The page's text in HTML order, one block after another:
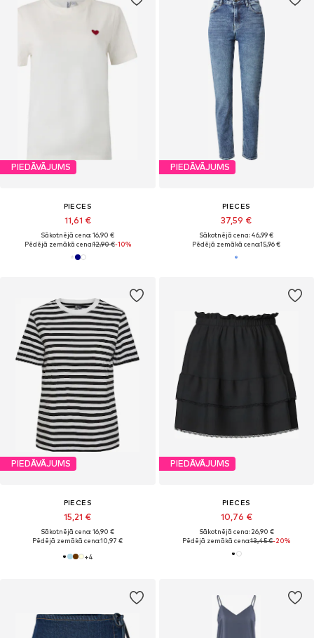
PIEDĀVĀJUMS
PIECES
11,61 €
Sākotnējā cena: 16,90 €
Pēdējā zemākā cena:12,90 €-10%
PIEDĀVĀJUMS
PIECES
37,59 €
Sākotnējā cena: 46,99 €
Pēdējā zemākā cena:15,96 €
PIEDĀVĀJUMS
PIECES
15,21 €
Sākotnējā cena: 16,90 €
Pēdējā zemākā cena:10,97 €
+4
PIEDĀVĀJUMS
PIECES
10,76 €
Sākotnējā cena: 26,90 €
Pēdējā zemākā cena:13,45 €-20%